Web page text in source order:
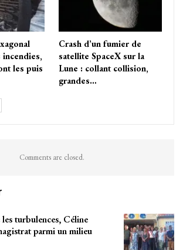
les puis
Crash d’un fumier de
satellite SpaceX sur la
Lune : collant collision,
grandes…
Comments are closed.
turbulences, Céline
parmi un milieu